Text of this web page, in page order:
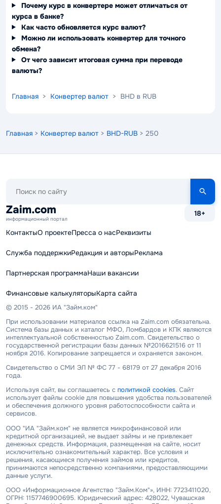
Почему курс в конвертере может отличаться от
курса в банке?
Как часто обновляется курс валют?
Можно ли использовать конвертер для точного
обмена?
От чего зависит итоговая сумма при переводе
валюты?
Главная > Конвертер валют > BHD в RUB
Главная > Конвертер валют > BHD-RUB > 250
сайту
Zaim.com
информационный портал
18+
КонтактыО проектеПресса о насРеквизиты
Служба поддержкиРедакция и авторыРеклама
Партнерская программаНаши вакансии
Финансовые калькуляторыКарта сайта
© 2015 - 2026 ИА "Займ.ком"
При использовании материалов ссылка на Zaim.com обязательна.
Система базы данных и каталог МФО, Ломбардов и КПК являются
интеллектуальной собственностью Zaim.com. Свидетельство о
государственной регистрации базы данных №2016621516 от 11
ноября 2016. Копирование запрещается и охраняется законом.
Свидетельство о СМИ ЭЛ № ФС 77 - 68179 от 27 декабря 2016
года.
Используя сайт, вы соглашаетесь с политикой cookies. Сайт
использует файлы cookie для повышения удобства пользователей
и обеспечения должного уровня работоспособности сайта и
сервисов.
ООО "ИА "Займ.ком" не является микрофинансовой или
кредитной организацией, не выдает займы и не привлекает
денежных средств. Информация, размещенная на сайте, носит
исключительно ознакомительный характер. Все условия и
решения, касающиеся получения займов или кредитов,
принимаются непосредственно компаниями, предоставляющими
данные услуги.
ООО «Информационное Агентство "Займ.Ком"», ИНН: 7723411020,
ОГРН: 1157746900695. Юридический адрес: 428022, Чувашская